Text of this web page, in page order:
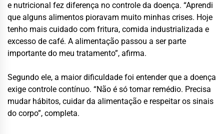
e nutricional fez diferença no controle da doença. “Aprendi
que alguns alimentos pioravam muito minhas crises. Hoje
tenho mais cuidado com fritura, comida industrializada e
excesso de café. A alimentação passou a ser parte
importante do meu tratamento”, afirma.
Segundo ele, a maior dificuldade foi entender que a doença
exige controle contínuo. “Não é só tomar remédio. Precisa
mudar hábitos, cuidar da alimentação e respeitar os sinais
do corpo”, completa.